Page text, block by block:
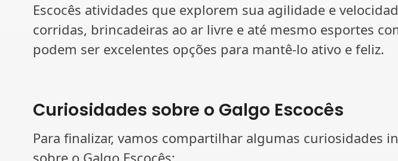
Escocês atividades que explorem sua agilidade e
corridas, brincadeiras ao ar livre e até mesmo esportes
podem ser excelentes opções para mantê-lo ativo e feliz.
Curiosidades sobre o Galgo Escocês
Para finalizar, vamos compartilhar algumas curiosidades